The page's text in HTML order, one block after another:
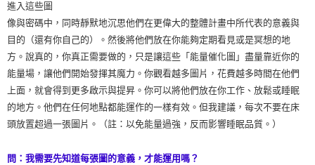
進入這些圖
像與密碼中，同時靜默地沉思他們在更偉大的整體計畫中所代表的意義與
目的（還有你自己的）。然後將他們放在你能夠定期看見或是冥想的地
方。說真的，你真正需要做的，只是讓這些「能量催化圖」盡量靠近你的
能量場，讓他們開始發揮其魔力。你觀看越多圖片，花費越多時間在他們
上面，就會得到更多啟示與提昇。你可以將他們放在你工作、放鬆或睡眠
的地方。他們在任何地點都能運作的一樣有效。但我建議，每次不要在床
頭放置超過一張圖片。（註：以免能量過強，反而影響睡眠品質。）
問：我需要先知道每張圖的意義，才能運用嗎？